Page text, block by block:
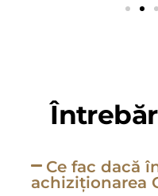
Ce fac dacă
achiziționarea